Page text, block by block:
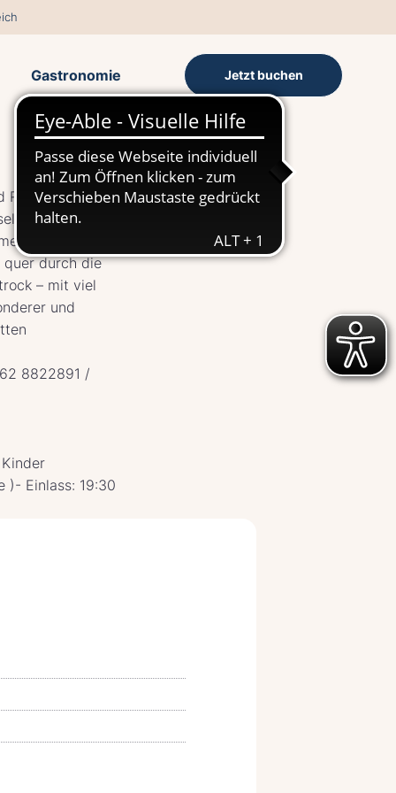
Gastronomie Jetzt buchen
Robert – 100
Piano,
quer durch die
– mit viel
und
8822891 /
)- Einlass: 19:30